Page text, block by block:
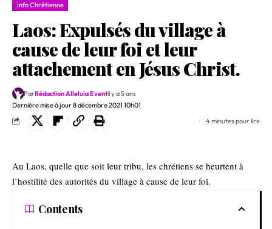
Info Chrétienne
Laos: Expulsés du village à
cause de leur foi et leur
attachement en Jésus Christ.
Dernière mise à jour 8 décembre 2021 10h01
ParRédaction Alleluia Eventil y a 5 ans
4 minutes pour lire
Au Laos, quelle que soit leur tribu, les chrétiens se heurtent à
l’hostilité des autorités du village à cause de leur foi.
Contents